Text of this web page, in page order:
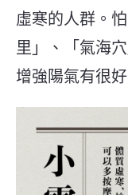
虛寒的人群。
里」、「氣海
增強陽氣有很